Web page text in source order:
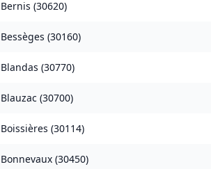
Bernis (30620)
Bessèges (30160)
Blandas (30770)
Blauzac (30700)
Boissières (30114)
Bonnevaux (30450)